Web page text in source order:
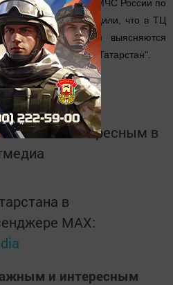
сотрудники ГУ МЧС России по
ведомстве подтвердили, что в ТЦ
В настоящее время выясняются
сообщает "РБК-Татарстан".
news/26452.html
и интересным в
в
MАХ:
и интересным